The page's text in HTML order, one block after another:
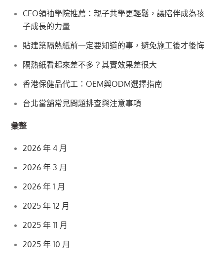
CEO領袖學院推薦：親子共學更輕鬆，讓陪伴成為孩
子成長的力量
貼建築隔熱紙前一定要知道的事，避免施工後才後悔
隔熱紙看起來差不多？其實效果差很大
香港保健品代工：OEM與ODM選擇指南
台北當舖常見問題排查與注意事項
彙整
2026 年 4 月
2026 年 3 月
2026 年 1 月
2025 年 12 月
2025 年 11 月
2025 年 10 月